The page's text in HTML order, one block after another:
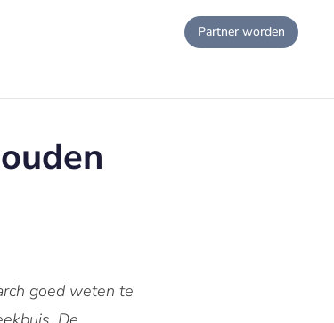
Partner worden
goed weten te